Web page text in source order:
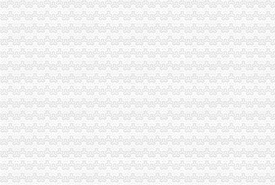
南川局东城所查获“三无”重庆分公司注销食品添加110袋
渝北局行政约谈沃尔玛超市重庆公司注销指出五点问题
全市重庆营业执照注销工商系统商标印制单位专项执法检查成效明显
市重庆分公司注销局被评为2010年度全市政务公开信息公开工作先进单位
总局外资局在渝召开部分省市重庆代办公司外资企业登记管理工作座谈会
市局召开“流通环节食品安全监管”重庆分公司注销新闻发布会
4月份我市手机、重庆分公司注销餐馆服务、皮鞋投诉位居前三
2011年“五一”重庆税务注销期间消费者申诉举报咨询处理况综述
酉局积加“五一”重庆营业执照注销节日市场监管
工商动态
我市重庆分公司注销出台在校大创办微型企业相关办法
市重庆代办公司局副巡视员高印平率队到南川局开展考核考察工作
江津局重庆税务注销以四个注重为抓手大力发展微型企业
巫溪局大力推进“品牌富农兴县”重庆税务注销战略